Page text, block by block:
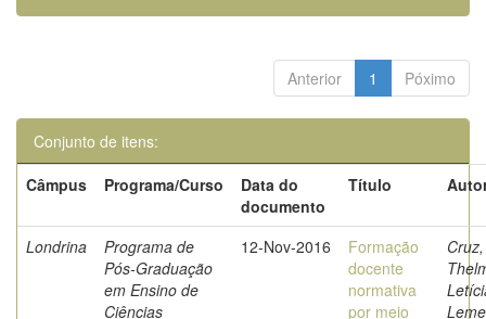
Anterior 1 Póximo
Conjunto de itens:
Câmpus
Programa/Curso
Data do
documento
Título
Londrina
Programa de
Pós-Graduação
em Ensino de
Ciências
12-Nov-2016
Formação
docente
normativa
por meio
Cruz,